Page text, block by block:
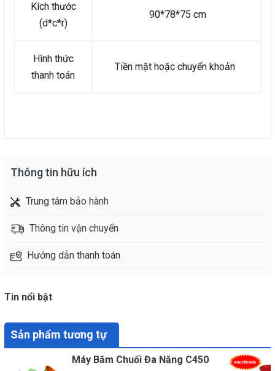
Kích thước
(d*c*r)
90*78*75 cm
Hình thức
thanh toán
Tiền mặt hoặc chuyển khoản
Thông tin hữu ích
Trung tâm bảo hành
Thông tin vận chuyển
Hướng dẫn thanh toán
Tin nổi bật
Sản phẩm tương tự
Máy Băm Chuối Đa Năng C450